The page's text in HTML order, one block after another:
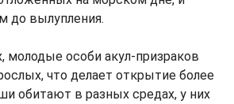
до вылупления.
молодые особи акул-призраков
что делает открытие более
обитают в разных средах, у них